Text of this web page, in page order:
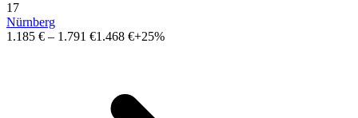
17
Nürnberg
1.185 € – 1.791 €1.468 €+25%